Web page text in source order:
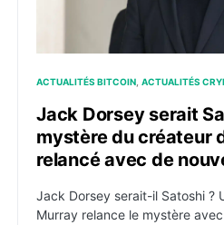
ACTUALITÉS BITCOIN ACTUALITÉS
Jack Dorsey serait
mystère du créateur
relancé avec de
Jack Dorsey serait-il Satoshi ?
Murray relance le mystère